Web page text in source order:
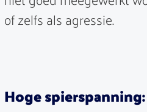
of zelfs als agressie.
Hoge